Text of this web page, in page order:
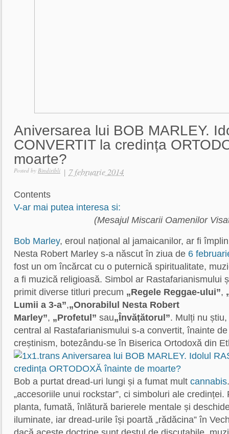
Aniversarea lui BOB MARLEY.
CONVERTIT la credința
moarte?
Posted by Bindiribli | 7 februarie 2014
Contents
V-ar mai putea interesa si:
(Mesajul Miscarii Oamenilor
Bob Marley, eroul național al jamaicanilor, ar fi
Nesta Robert Marley s-a născut în ziua de 6
fost un om încărcat cu o puternică spiritualitate,
a fi muzică religioasă. Simbol ar Rastafarianismului
primit diverse titluri precum „Regele Reggae-ului”,
Lumii a 3-a”,„Onorabilul Nesta Robert
Marley”, „Profetul” sau„Învățătorul”. Mulți nu
central al Rastafarianismului s-a convertit, înainte
creștinism, botezându-se în Biserica Ortodoxă din
Bob a purtat dread-uri lungi și a fumat mult cannabis
„accesoriile unui rockstar”, ci simboluri ale
planta, fumată, înlătură barierele mentale și
iluminate, iar dread-urile își poartă „rădăcina” în